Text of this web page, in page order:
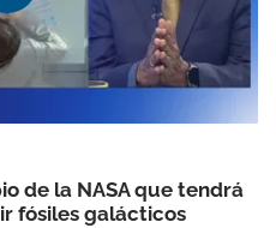
de la NASA que tendrá
fósiles galácticos